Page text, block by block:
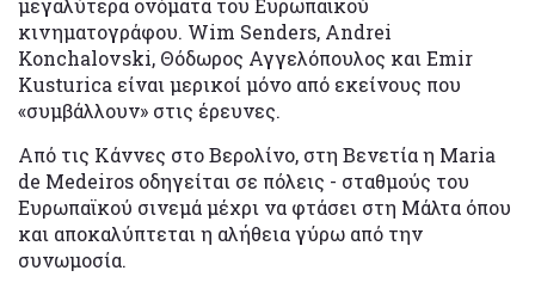
κινηματογράφου. Wim Senders, Andrei
Konchalovski, Θόδωρος Αγγελόπουλος και Emir
Kusturica είναι μερικοί μόνο από εκείνους που
«συμβάλλουν» στις έρευνες.
Από τις Κάννες στο Βερολίνο, στη Βενετία η Maria
de Medeiros οδηγείται σε πόλεις - σταθμούς του
Ευρωπαϊκού σινεμά μέχρι να φτάσει στη Μάλτα όπου
και αποκαλύπτεται η αλήθεια γύρω από την
συνωμοσία.